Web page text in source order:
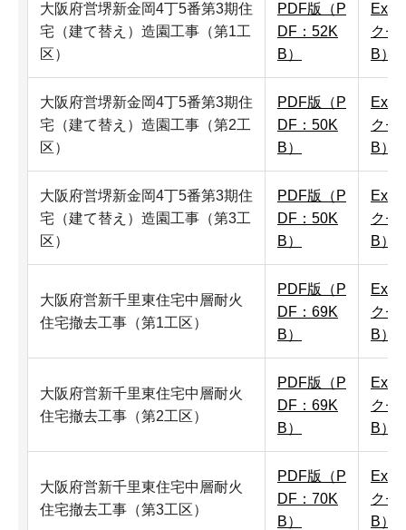
大阪府営堺新金岡4丁5番第3期住
宅（建て替え）造園工事（第1工
区）
PDF版（P
DF：52K
B）
クセ
B）
大阪府営堺新金岡4丁5番第3期住
宅（建て替え）造園工事（第2工
区）
PDF版（P
DF：50K
B）
クセ
B）
大阪府営堺新金岡4丁5番第3期住
宅（建て替え）造園工事（第3工
区）
PDF版（P
DF：50K
B）
クセ
B）
大阪府営新千里東住宅中層耐火
住宅撤去工事（第1工区）
PDF版（P
DF：69K
B）
クセ
B）
大阪府営新千里東住宅中層耐火
住宅撤去工事（第2工区）
PDF版（P
DF：69K
B）
クセ
B）
大阪府営新千里東住宅中層耐火
住宅撤去工事（第3工区）
PDF版（P
DF：70K
B）
クセ
B）